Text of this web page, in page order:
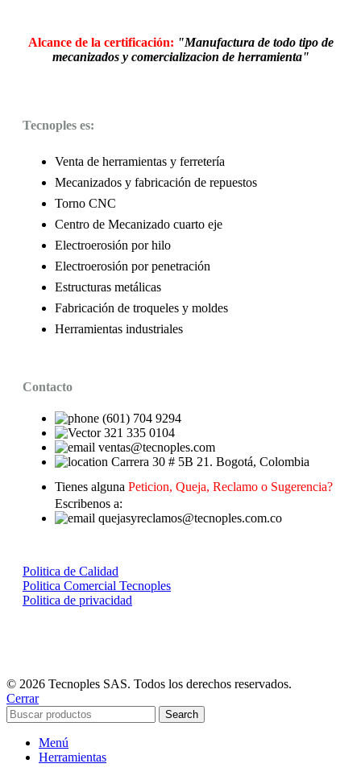
Alcance de la certificación: "Manufactura de todo tipo de
mecanizados y comercializacion de herramienta"
Tecnoples es:
Venta de herramientas y ferretería
Mecanizados y fabricación de repuestos
Torno CNC
Centro de Mecanizado cuarto eje
Electroerosión por hilo
Electroerosión por penetración
Estructuras metálicas
Fabricación de troqueles y moldes
Herramientas industriales
Contacto
(601) 704 9294
321 335 0104
ventas@tecnoples.com
Carrera 30 # 5B 21. Bogotá, Colombia
Tienes alguna Peticion, Queja, Reclamo o Sugerencia?
Escribenos a:
quejasyreclamos@tecnoples.com.co
Politica de Calidad
Politica Comercial Tecnoples
Politica de privacidad
© 2026 Tecnoples SAS. Todos los derechos reservados.
Cerrar
Search
Menú
Herramientas